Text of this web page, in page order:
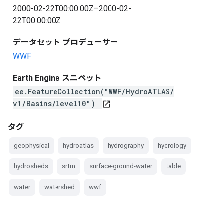
2000-02-22T00:00:00Z–2000-02-
22T00:00:00Z
データセット プロデューサー
WWF
Earth Engine スニペット
ee.FeatureCollection("WWF/HydroATLAS/
v1/Basins/level10")
open_in_new
タグ
geophysical hydroatlas hydrography hydrology
hydrosheds srtm surface-ground-water table
water watershed wwf